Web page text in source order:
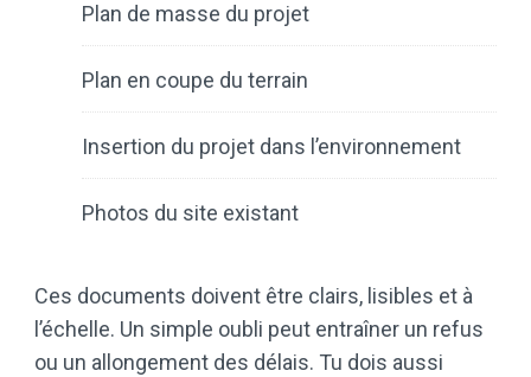
Plan de masse du projet
Plan en coupe du terrain
Insertion du projet dans l’environnement
Photos du site existant
Ces documents doivent être clairs, lisibles et à
l’échelle. Un simple oubli peut entraîner un refus
ou un allongement des délais. Tu dois aussi